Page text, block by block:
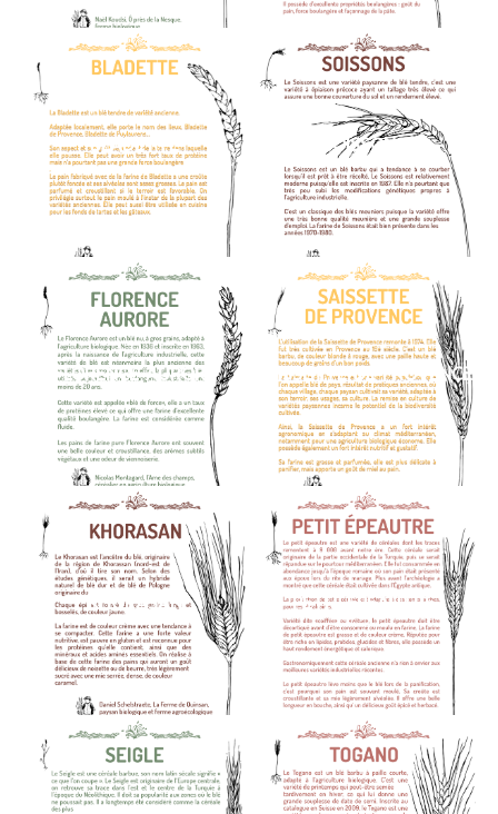
BLADETTE SOISSONS
FLORENCE-AURORE SAISSETTE-DE-PROVENCE
KHORASAN PETIT-EPEAUTRE